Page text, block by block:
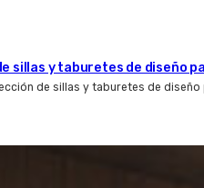
sillas y taburetes de diseño
de sillas y taburetes de